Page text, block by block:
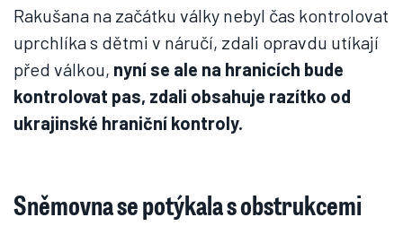
Rakušana na začátku války nebyl čas kontrolovat
uprchlíka s dětmi v náručí, zdali opravdu utíkají
před válkou, nyní se ale na hranicích bude
kontrolovat pas, zdali obsahuje razítko od
ukrajinské hraniční kontroly.
Sněmovna se potýkala s obstrukcemi